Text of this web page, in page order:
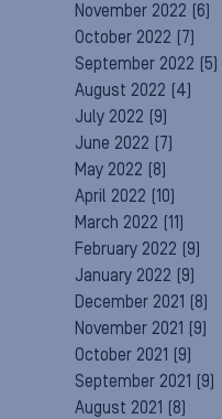
November 2022 (6)
October 2022 (7)
September 2022 (5)
August 2022 (4)
July 2022 (9)
June 2022 (7)
May 2022 (8)
April 2022 (10)
March 2022 (11)
February 2022 (9)
January 2022 (9)
December 2021 (8)
November 2021 (9)
October 2021 (9)
September 2021 (9)
August 2021 (8)